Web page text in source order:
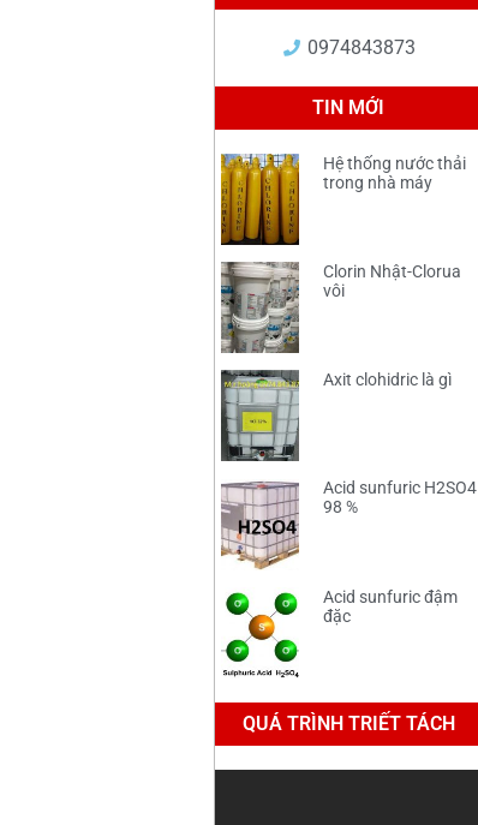
0974843873
TIN MỚI
Hệ thống nước thải
trong nhà máy
Clorin Nhật-Clorua
vôi
Axit clohidric là gì
Acid sunfuric H2SO4
98 %
Acid sunfuric đậm
đặc
QUÁ TRÌNH TRIẾT TÁCH